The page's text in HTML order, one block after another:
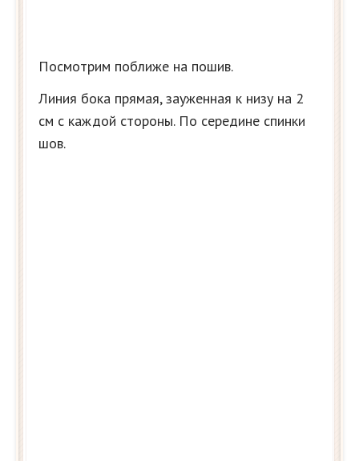
Посмотрим поближе на пошив.
Линия бока прямая, зауженная к низу на 2
см с каждой стороны. По середине спинки
шов.